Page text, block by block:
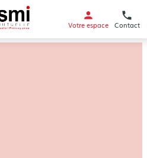
Contact
Votre espace